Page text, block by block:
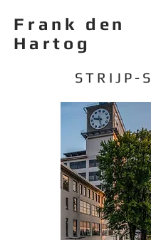
Frank den
Hartog
STRIJP-S